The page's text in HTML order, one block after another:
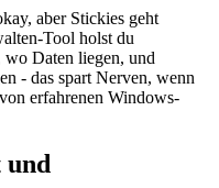
aber Stickies geht
Tool holst du
wo Daten liegen, und
- das spart Nerven, wenn
erfahrenen Windows-
und